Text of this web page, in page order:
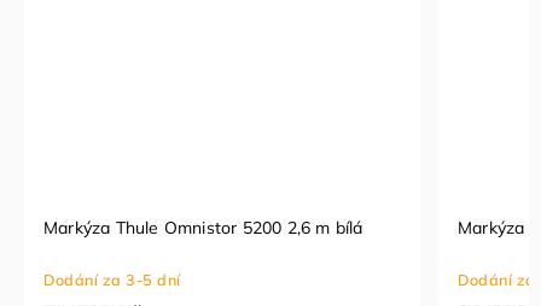
Markýza Thule Omnistor 5200 2,6 m bílá
Dodání za 3-5 dní
Markýza
Dodání